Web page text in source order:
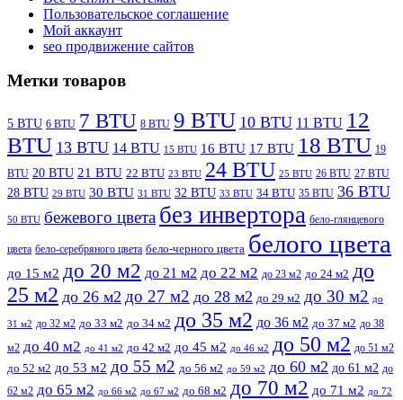
Пользовательское соглашение
Мой аккаунт
seo продвижение сайтов
Метки товаров
5 BTU 6 BTU 7 BTU 8 BTU 9 BTU 10 BTU 11 BTU 12
BTU 13 BTU 14 BTU 15 BTU 16 BTU 17 BTU 18 BTU 19
BTU 20 BTU 21 BTU 22 BTU 23 BTU 24 BTU 25 BTU 26 BTU 27 BTU
28 BTU 29 BTU 30 BTU 31 BTU 32 BTU 33 BTU 34 BTU 35 BTU 36 BTU
50 BTU бежевого цвета без инвертора бело-глянцевого
цвета бело-серебряного цвета бело-черного цвета белого цвета
до 15 м2 до 20 м2 до 21 м2 до 22 м2 до 23 м2 до 24 м2 до
25 м2 до 26 м2 до 27 м2 до 28 м2 до 29 м2 до 30 м2 до
31 м2 до 32 м2 до 33 м2 до 34 м2 до 35 м2 до 36 м2 до 37 м2 до 38
м2 до 40 м2 до 41 м2 до 42 м2 до 45 м2 до 46 м2 до 50 м2 до 51 м2
до 52 м2 до 53 м2 до 55 м2 до 56 м2 до 59 м2 до 60 м2 до 61 м2 до
62 м2 до 65 м2 до 66 м2 до 67 м2 до 68 м2 до 70 м2 до 71 м2 до 72